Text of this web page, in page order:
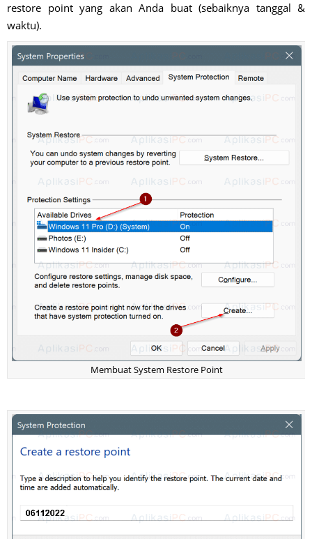
restore point yang akan Anda buat (sebaiknya tanggal &
waktu).
Membuat System Restore Point